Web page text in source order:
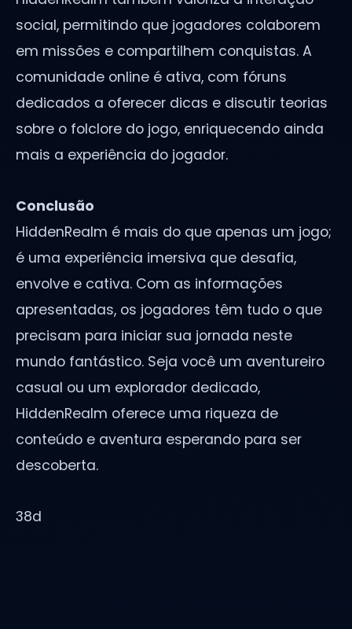
social, permitindo que jogadores colaborem
em missões e compartilhem conquistas. A
comunidade online é ativa, com fóruns
dedicados a oferecer dicas e discutir teorias
sobre o folclore do jogo, enriquecendo ainda
mais a experiência do jogador.
Conclusão
HiddenRealm é mais do que apenas um jogo;
é uma experiência imersiva que desafia,
envolve e cativa. Com as informações
apresentadas, os jogadores têm tudo o que
precisam para iniciar sua jornada neste
mundo fantástico. Seja você um aventureiro
casual ou um explorador dedicado,
HiddenRealm oferece uma riqueza de
conteúdo e aventura esperando para ser
descoberta.
38d